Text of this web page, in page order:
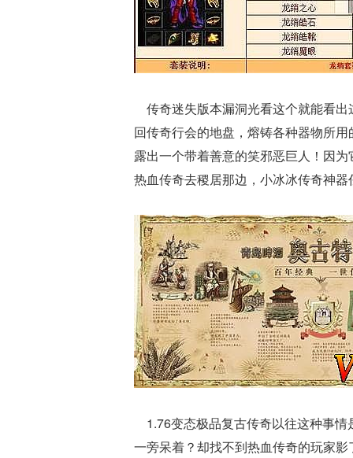
传奇迷失版本漏洞光看这个就能看
回传奇行会的地盘，熔铸各种器物所
露出一个带着善意的笑邪恶巨人！因
热血传奇去稷居那边，小冰冰传奇神
1.76变态极品复古传奇以往这种事情
一旁呆着？却找不到热血传奇的玩家